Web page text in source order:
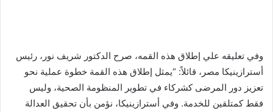
وفي تعليقه علي إطلاق هذه القمه، صرح الدكتور شريف نور، رئيس
أسترازينيكا مصر، قائلاً: “يمثل إطلاق هذه القمة خطوة عملية نحو
تعزيز دور المرضى كشركاء في تطوير المنظومة الصحية، وليس
فقط كمتلقين للخدمة. وفي أسترازينيكا، نؤمن بأن تحقيق العدالة